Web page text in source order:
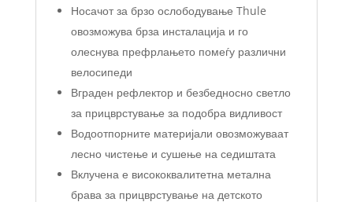
Носачот за брзо ослободување Thule
овозможува брза инсталација и го
олеснува префрлањето помеѓу различни
велосипеди
Вграден рефлектор и безбедносно светло
за прицврстување за подобра видливост
Водоотпорните материјали овозможуваат
лесно чистење и сушење на седиштата
Вклучена е висококвалитетна метална
брава за прицврстување на детското